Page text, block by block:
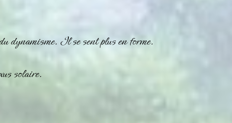
dynamisme. Il se sent plus en forme.
solaire.